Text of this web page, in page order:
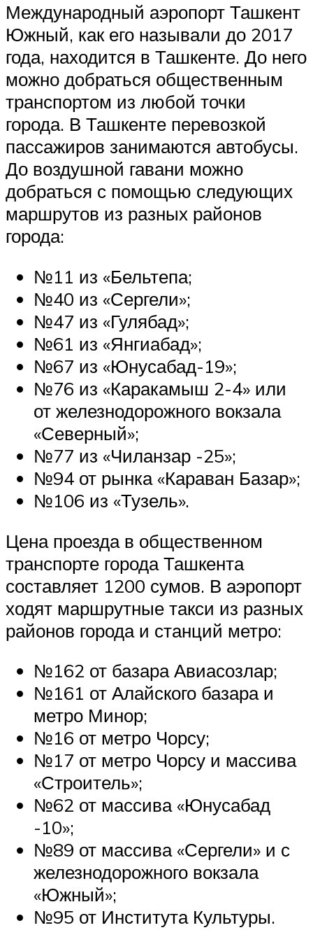
Международный аэропорт Ташкент
Южный, как его называли до 2017
года, находится в Ташкенте. До него
можно добраться общественным
транспортом из любой точки
города. В Ташкенте перевозкой
пассажиров занимаются автобусы.
До воздушной гавани можно
добраться с помощью следующих
маршрутов из разных районов
города:
№11 из «Бельтепа;
№40 из «Сергели»;
№47 из «Гулябад»;
№61 из «Янгиабад»;
№67 из «Юнусабад-19»;
№76 из «Каракамыш 2-4» или
от железнодорожного вокзала
«Северный»;
№77 из «Чиланзар -25»;
№94 от рынка «Караван Базар»;
№106 из «Тузель».
Цена проезда в общественном
транспорте города Ташкента
составляет 1200 сумов. В аэропорт
ходят маршрутные такси из разных
районов города и станций метро:
№162 от базара Авиасозлар;
№161 от Алайского базара и
метро Минор;
№16 от метро Чорсу;
№17 от метро Чорсу и массива
«Строитель»;
№62 от массива «Юнусабад
-10»;
№89 от массива «Сергели» и с
железнодорожного вокзала
«Южный»;
№95 от Института Культуры.